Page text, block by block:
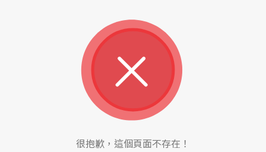
很抱歉，這個頁面不存在！